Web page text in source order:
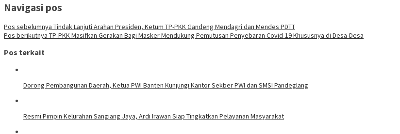
Navigasi pos
Pos sebelumnya Tindak Lanjuti Arahan Presiden, Ketum TP-PKK Gandeng Mendagri dan Mendes PDTT
Pos berikutnya TP-PKK Masifkan Gerakan Bagi Masker Mendukung Pemutusan Penyebaran Covid-19 Khususnya di Desa-Desa
Pos terkait
Dorong Pembangunan Daerah, Ketua PWI Banten Kunjungi Kantor Sekber PWI dan SMSI Pandeglang
Resmi Pimpin Kelurahan Sangiang Jaya, Ardi Irawan Siap Tingkatkan Pelayanan Masyarakat